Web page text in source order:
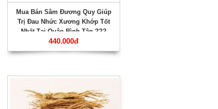
Mua Bán Sâm Đương Quy Giúp
Trị Đau Nhức Xương Khớp Tốt
Nhất Tại Quận Bình Tân ???
440.000đ